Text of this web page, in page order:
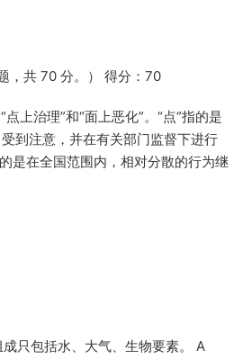
，共 70 分。） 得分：70
上治理”和“面上恶化”。“点”指的是
到注意，并在有关部门监督下进行
是在全国范围内，相对分散的行为继
只包括水、大气、生物要素。 A